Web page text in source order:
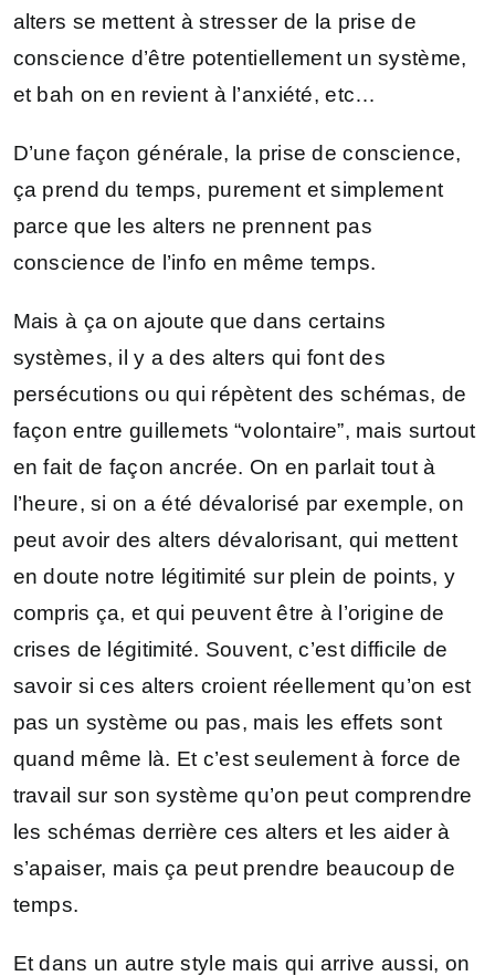
alters se mettent à stresser de la prise de
conscience d’être potentiellement un système,
et bah on en revient à l’anxiété, etc…
D’une façon générale, la prise de conscience,
ça prend du temps, purement et simplement
parce que les alters ne prennent pas
conscience de l’info en même temps.
Mais à ça on ajoute que dans certains
systèmes, il y a des alters qui font des
persécutions ou qui répètent des schémas, de
façon entre guillemets “volontaire”, mais surtout
en fait de façon ancrée. On en parlait tout à
l’heure, si on a été dévalorisé par exemple, on
peut avoir des alters dévalorisant, qui mettent
en doute notre légitimité sur plein de points, y
compris ça, et qui peuvent être à l’origine de
crises de légitimité. Souvent, c’est difficile de
savoir si ces alters croient réellement qu’on est
pas un système ou pas, mais les effets sont
quand même là. Et c’est seulement à force de
travail sur son système qu’on peut comprendre
les schémas derrière ces alters et les aider à
s’apaiser, mais ça peut prendre beaucoup de
temps.
Et dans un autre style mais qui arrive aussi, on